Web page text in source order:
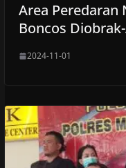
Area Peredaran
Boncos
2024-11-01